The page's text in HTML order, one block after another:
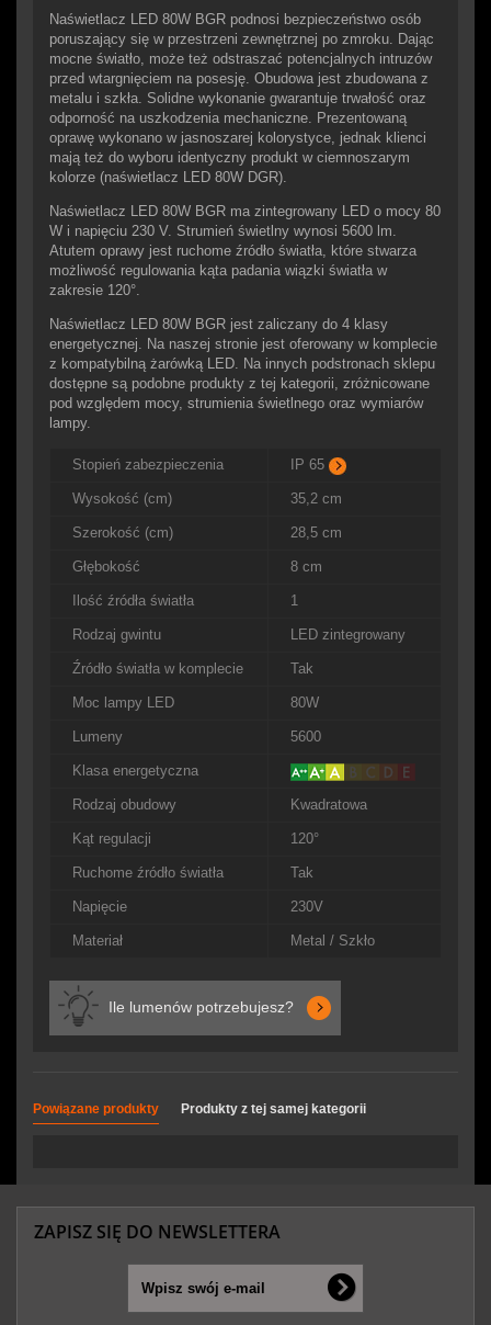
Naświetlacz LED 80W BGR podnosi bezpieczeństwo osób
poruszający się w przestrzeni zewnętrznej po zmroku. Dając
mocne światło, może też odstraszać potencjalnych intruzów
przed wtargnięciem na posesję. Obudowa jest zbudowana z
metalu i szkła. Solidne wykonanie gwarantuje trwałość oraz
odporność na uszkodzenia mechaniczne. Prezentowaną
oprawę wykonano w jasnoszarej kolorystyce, jednak klienci
mają też do wyboru identyczny produkt w ciemnoszarym
kolorze (naświetlacz LED 80W DGR).
Naświetlacz LED 80W BGR ma zintegrowany LED o mocy 80
W i napięciu 230 V. Strumień świetlny wynosi 5600 lm.
Atutem oprawy jest ruchome źródło światła, które stwarza
możliwość regulowania kąta padania wiązki światła w
zakresie 120°.
Naświetlacz LED 80W BGR jest zaliczany do 4 klasy
energetycznej. Na naszej stronie jest oferowany w komplecie
z kompatybilną żarówką LED. Na innych podstronach sklepu
dostępne są podobne produkty z tej kategorii, zróżnicowane
pod względem mocy, strumienia świetlnego oraz wymiarów
lampy.
Stopień zabezpieczenia IP 65
Wysokość (cm) 35,2 cm
Szerokość (cm) 28,5 cm
Głębokość 8 cm
Ilość źródła światła 1
Rodzaj gwintu LED zintegrowany
Źródło światła w komplecie Tak
Moc lampy LED 80W
Lumeny 5600
Klasa energetyczna
Rodzaj obudowy Kwadratowa
Kąt regulacji 120°
Ruchome źródło światła Tak
Napięcie 230V
Materiał Metal / Szkło
Ile lumenów potrzebujesz?
Powiązane produkty Produkty z tej samej kategorii
ZAPISZ SIĘ DO NEWSLETTERA